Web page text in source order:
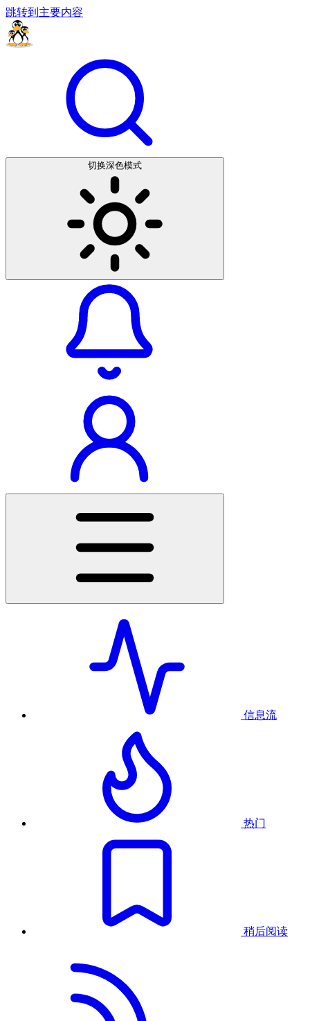
跳转到主要内容
切换深色模式
信息流
热门
稍后阅读